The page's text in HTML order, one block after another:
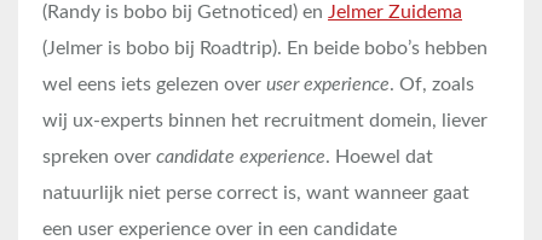
(Randy is bobo bij Getnoticed) en Jelmer Zuidema
(Jelmer is bobo bij Roadtrip). En beide bobo’s hebben
wel eens iets gelezen over user experience. Of, zoals
wij ux-experts binnen het recruitment domein, liever
spreken over candidate experience. Hoewel dat
natuurlijk niet perse correct is, want wanneer gaat
een user experience over in een candidate